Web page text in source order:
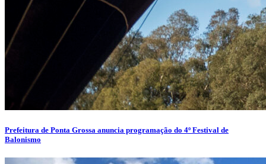
Prefeitura de Ponta Grossa anuncia programação do 4º Festival de
Balonismo